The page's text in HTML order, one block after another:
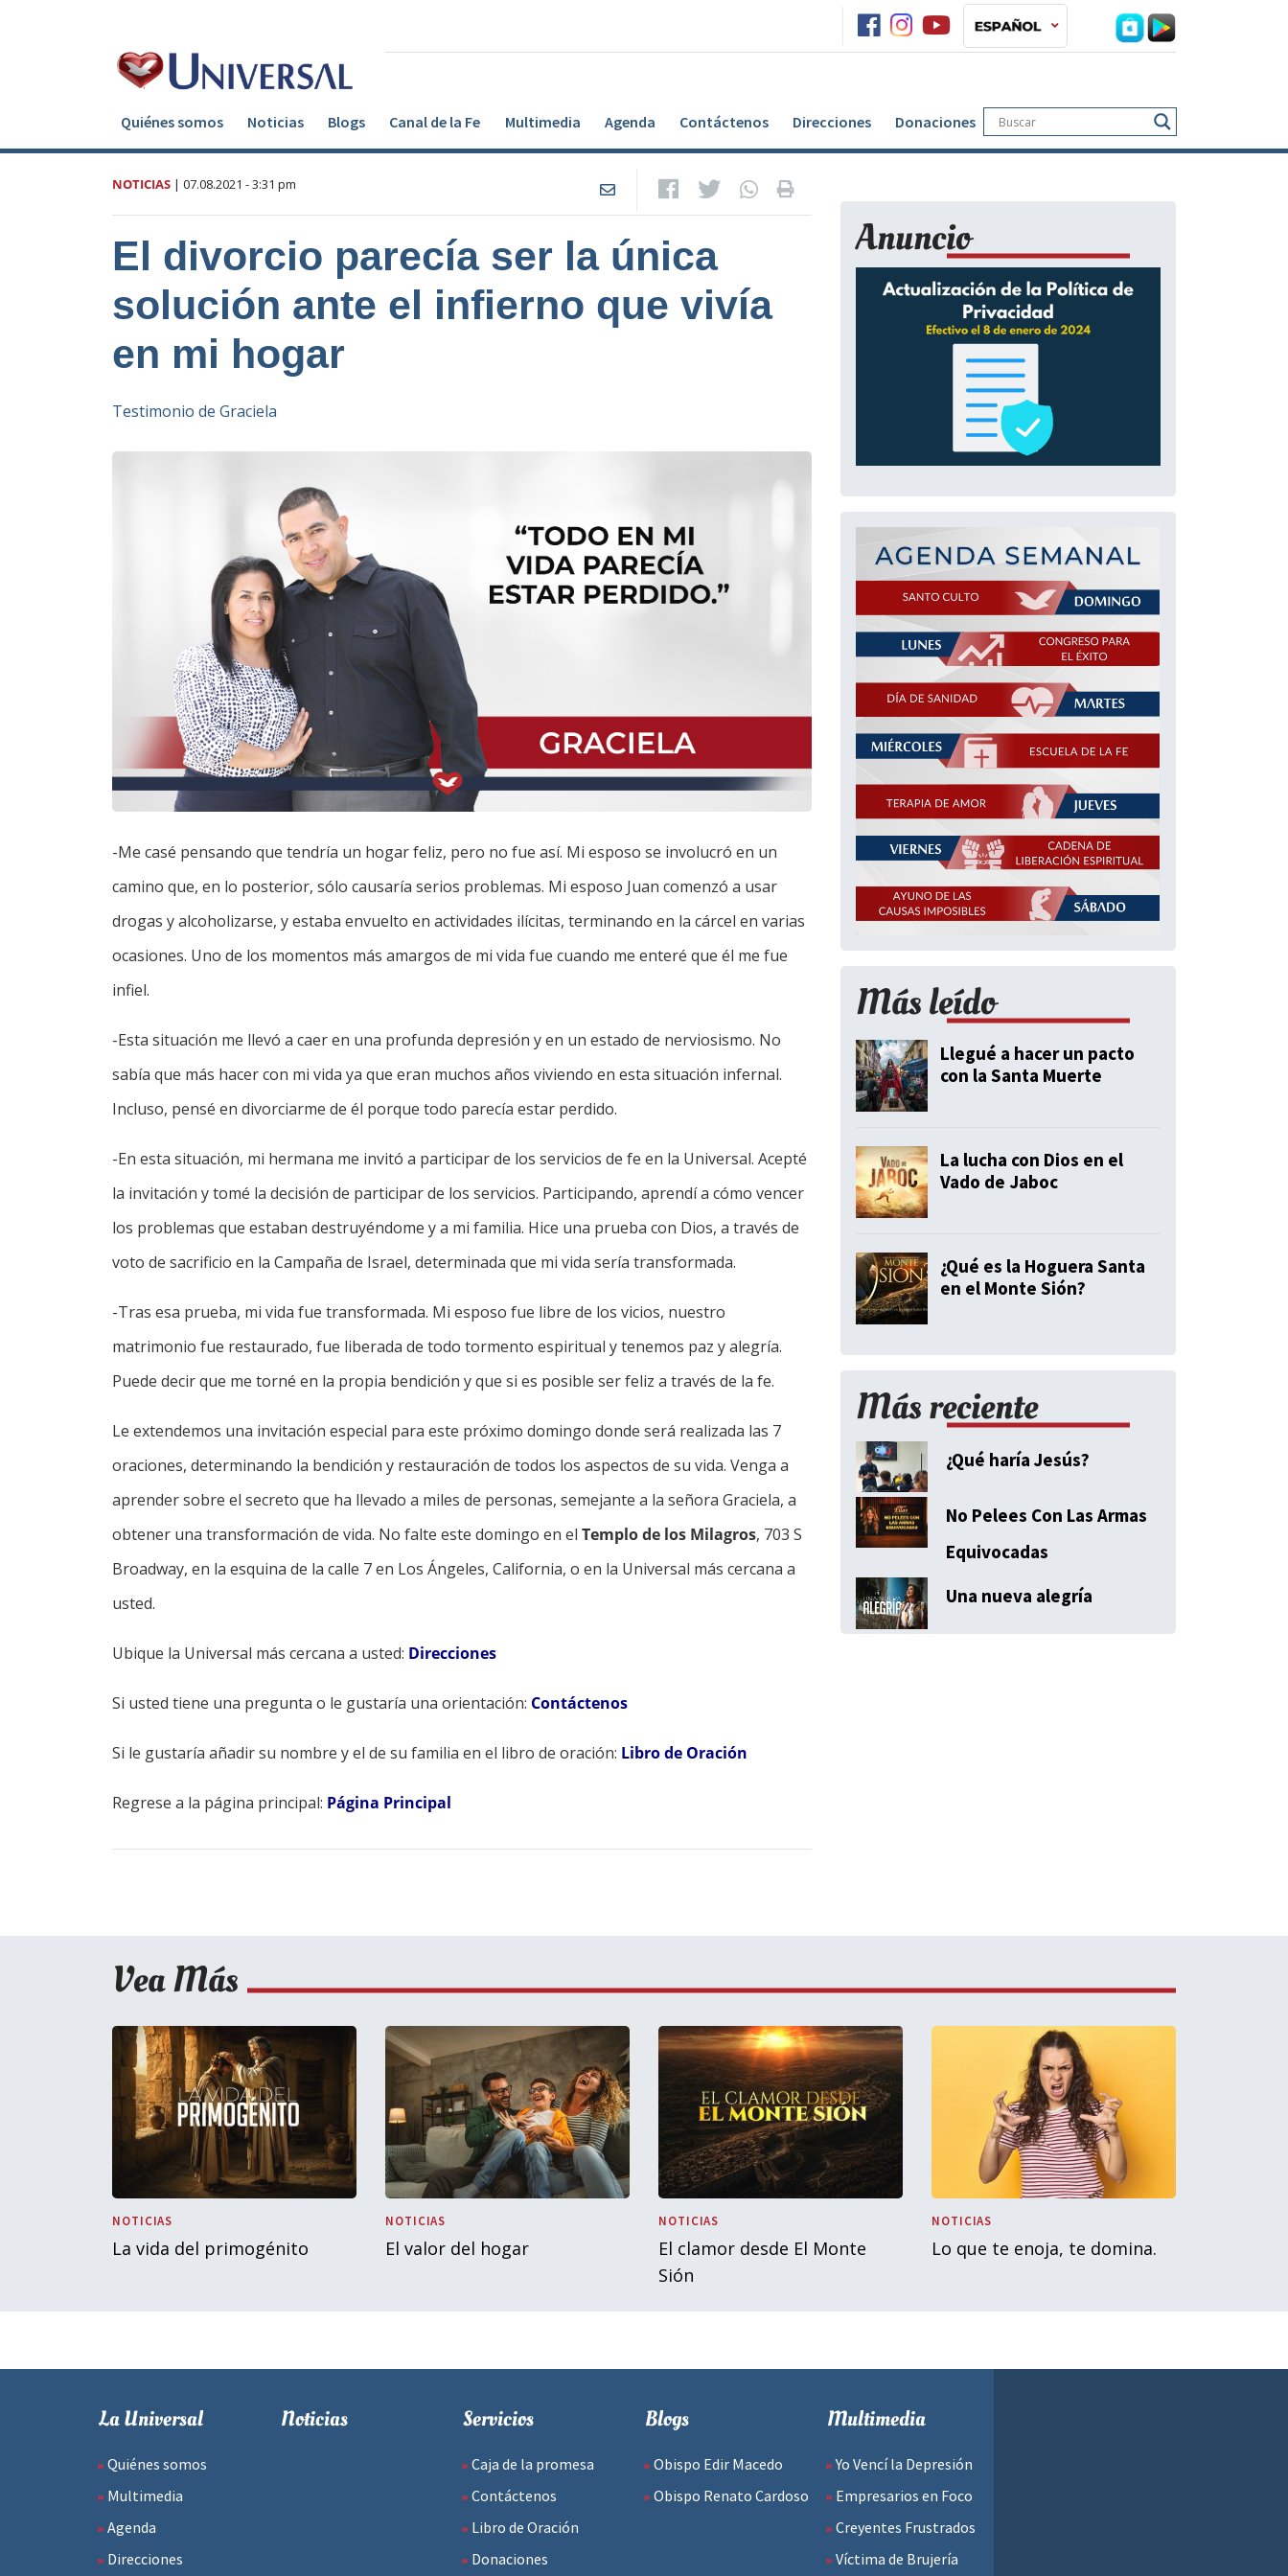
Quiénes somos Noticias Blogs Canal de la Fe Multimedia Agenda Contáctenos Direcciones Donaciones
NOTICIAS | 07.08.2021 - 3:31 pm
El divorcio parecía ser la única
solución ante el infierno que vivía
en mi hogar
Testimonio de Graciela
-Me casé pensando que tendría un hogar feliz, pero no fue así. Mi esposo se involucró en un
camino que, en lo posterior, sólo causaría serios problemas. Mi esposo Juan comenzó a usar
drogas y alcoholizarse, y estaba envuelto en actividades ilícitas, terminando en la cárcel en varias
ocasiones. Uno de los momentos más amargos de mi vida fue cuando me enteré que él me fue
infiel.
-Esta situación me llevó a caer en una profunda depresión y en un estado de nerviosismo. No
sabía que más hacer con mi vida ya que eran muchos años viviendo en esta situación infernal.
Incluso, pensé en divorciarme de él porque todo parecía estar perdido.
-En esta situación, mi hermana me invitó a participar de los servicios de fe en la Universal. Acepté
la invitación y tomé la decisión de participar de los servicios. Participando, aprendí a cómo vencer
los problemas que estaban destruyéndome y a mi familia. Hice una prueba con Dios, a través de
voto de sacrificio en la Campaña de Israel, determinada que mi vida sería transformada.
-Tras esa prueba, mi vida fue transformada. Mi esposo fue libre de los vicios, nuestro
matrimonio fue restaurado, fue liberada de todo tormento espiritual y tenemos paz y alegría.
Puede decir que me torné en la propia bendición y que si es posible ser feliz a través de la fe.
Le extendemos una invitación especial para este próximo domingo donde será realizada las 7
oraciones, determinando la bendición y restauración de todos los aspectos de su vida. Venga a
aprender sobre el secreto que ha llevado a miles de personas, semejante a la señora Graciela, a
obtener una transformación de vida. No falte este domingo en el Templo de los Milagros, 703 S
Broadway, en la esquina de la calle 7 en Los Ángeles, California, o en la Universal más cercana a
usted.
Ubique la Universal más cercana a usted: Direcciones
Si usted tiene una pregunta o le gustaría una orientación: Contáctenos
Si le gustaría añadir su nombre y el de su familia en el libro de oración: Libro de Oración
Regrese a la página principal: Página Principal
Anuncio
Más leído
Más reciente
¿Qué haría Jesús?
No Pelees Con Las Armas
Equivocadas
Una nueva alegría
Vea Más
NOTICIAS
La vida del primogénito
NOTICIAS
El valor del hogar
NOTICIAS
El clamor desde El Monte
Sión
NOTICIAS
Lo que te enoja, te domina.
La Universal
Quiénes somos
Multimedia
Agenda
Direcciones
Noticias Servicios
Caja de la promesa
Contáctenos
Libro de Oración
Donaciones
Blogs
Obispo Edir Macedo
Obispo Renato Cardoso
Multimedia
Yo Vencí la Depresión
Empresarios en Foco
Creyentes Frustrados
Víctima de Brujería